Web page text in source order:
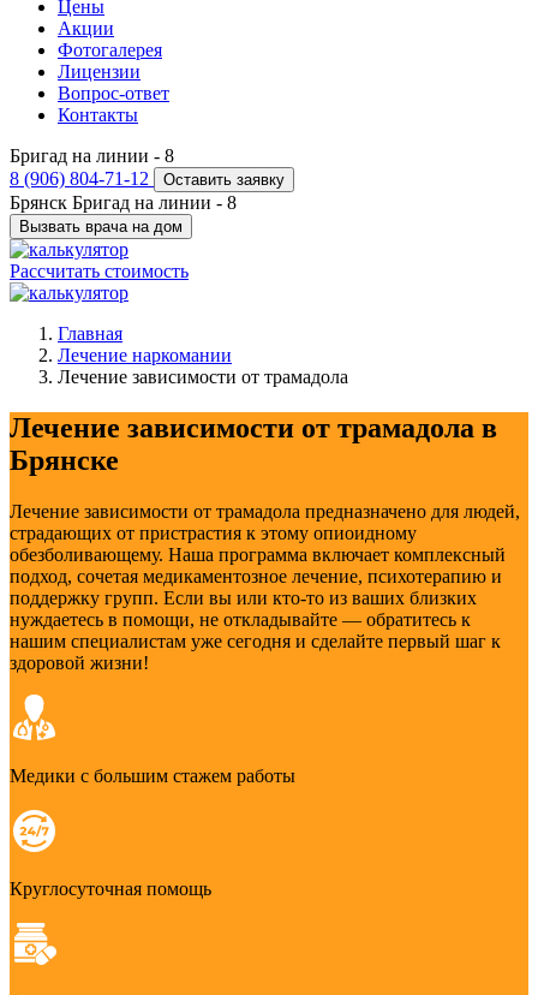
Цены
Акции
Фотогалерея
Лицензии
Вопрос-ответ
Контакты
Бригад на линии - 8
8 (906) 804-71-12
Оставить заявку
Брянск Бригад на линии - 8
Вызвать врача на дом
Рассчитать стоимость
Главная
Лечение наркомании
Лечение зависимости от трамадола
Лечение зависимости от трамадола в
Брянске
Лечение зависимости от трамадола предназначено для людей,
страдающих от пристрастия к этому опиоидному
обезболивающему. Наша программа включает комплексный
подход, сочетая медикаментозное лечение, психотерапию и
поддержку групп. Если вы или кто-то из ваших близких
нуждаетесь в помощи, не откладывайте — обратитесь к
нашим специалистам уже сегодня и сделайте первый шаг к
здоровой жизни!
Медики с большим стажем работы
Круглосуточная помощь